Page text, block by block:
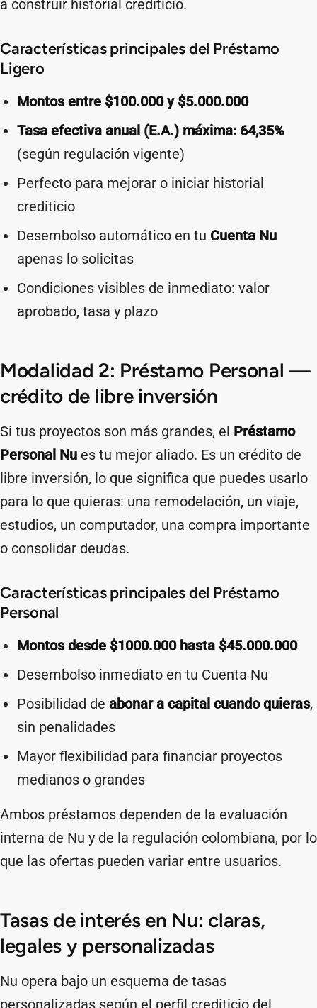
a construir historial crediticio.
Características principales del Préstamo
Ligero
Montos entre $100.000 y $5.000.000
Tasa efectiva anual (E.A.) máxima: 64,35%
(según regulación vigente)
Perfecto para mejorar o iniciar historial
crediticio
Desembolso automático en tu Cuenta Nu
apenas lo solicitas
Condiciones visibles de inmediato: valor
aprobado, tasa y plazo
Modalidad 2: Préstamo Personal —
crédito de libre inversión
Si tus proyectos son más grandes, el Préstamo
Personal Nu es tu mejor aliado. Es un crédito de
libre inversión, lo que significa que puedes usarlo
para lo que quieras: una remodelación, un viaje,
estudios, un computador, una compra importante
o consolidar deudas.
Características principales del Préstamo
Personal
Montos desde $1000.000 hasta $45.000.000
Desembolso inmediato en tu Cuenta Nu
Posibilidad de abonar a capital cuando quieras,
sin penalidades
Mayor flexibilidad para financiar proyectos
medianos o grandes
Ambos préstamos dependen de la evaluación
interna de Nu y de la regulación colombiana, por lo
que las ofertas pueden variar entre usuarios.
Tasas de interés en Nu: claras,
legales y personalizadas
Nu opera bajo un esquema de tasas
personalizadas según el perfil crediticio del